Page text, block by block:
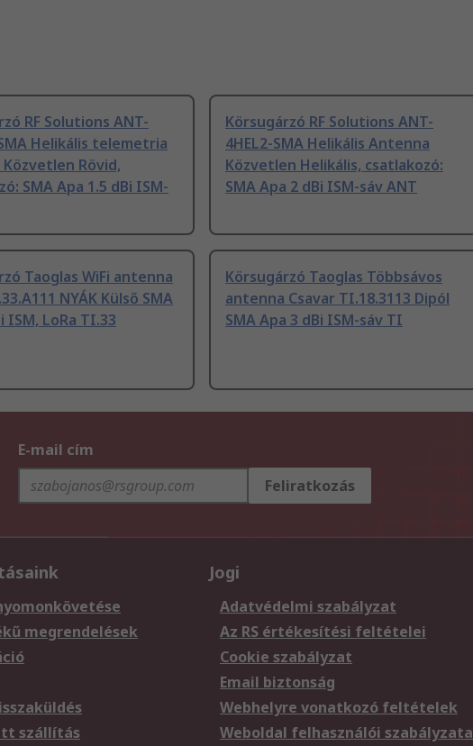
RF Solutions ANT-
Helikális telemetria
Rövid,
SMA Apa 1.5 dBi ISM-
Körsugárzó RF Solutions ANT-
4HEL2-SMA Helikális Antenna
Közvetlen Helikális, csatlakozó:
SMA Apa 2 dBi ISM-sáv ANT
Taoglas WiFi antenna
NYÁK Külső SMA
ISM, LoRa TI.33
Körsugárzó Taoglas Többsávos
antenna Csavar TI.18.3113 Dipól
SMA Apa 3 dBi ISM-sáv TI
E-mail cím
Feliratkozás
megrendelések
szállítás
Jogi
Adatvédelmi szabályzat
Az RS értékesítési feltételei
Cookie szabályzat
Email biztonság
Webhelyre vonatkozó feltételek
Weboldal felhasználói szabályzata